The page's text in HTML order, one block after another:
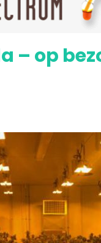
– op